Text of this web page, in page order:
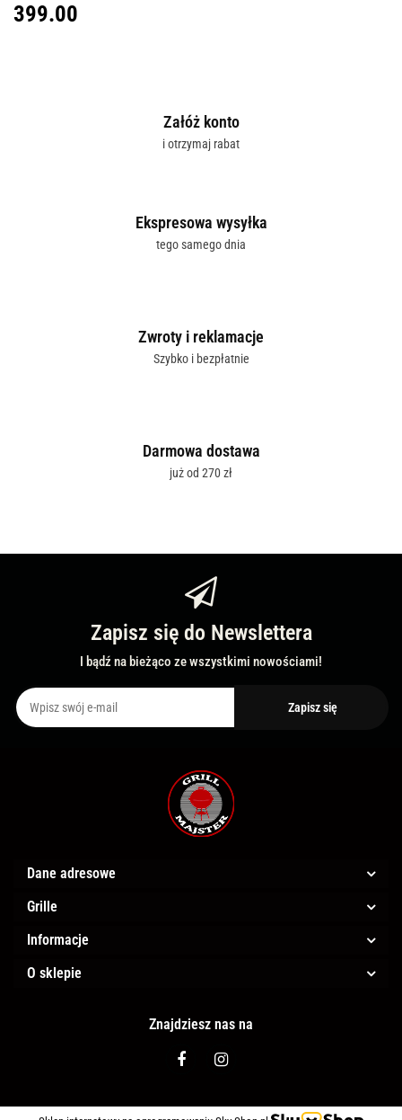
399.00
Załóż konto
i otrzymaj rabat
Ekspresowa wysyłka
tego samego dnia
Zwroty i reklamacje
Szybko i bezpłatnie
Darmowa dostawa
już od 270 zł
Zapisz się do Newslettera
I bądź na bieżąco ze wszystkimi nowościami!
Dane adresowe
Grille
Informacje
O sklepie
Znajdziesz nas na